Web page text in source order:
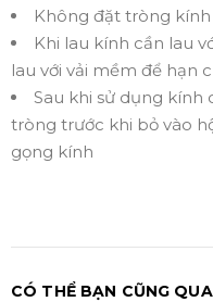
Không đặt tròng
Khi lau kính cần lau
lau với vải mềm để hạn
Sau khi sử dụng kính
tròng trước khi bỏ vào
gọng kính
CÓ THỂ BẠN CŨNG